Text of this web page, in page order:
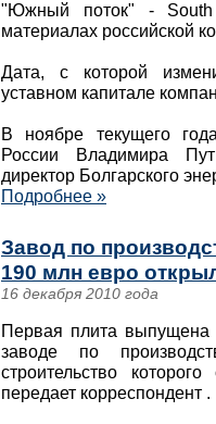
"Южный поток" - South
материалах российской
Дата, с которой
уставном капитале
В ноябре текущего
России Владимира
директор Болгарского
Подробнее »
Завод по
190 млн евро
16 декабря 2010 года
Первая плита выпущена
заводе по
строительство
передает корреспондент .